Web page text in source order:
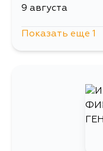
9 августа
Показать еще 1